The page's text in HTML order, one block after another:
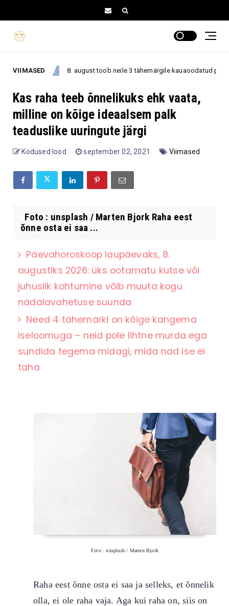
VIIMASED
august 8. august toob neile 3 tähemärgile kauaoodatud pöörde –
Kas raha teeb õnnelikuks ehk vaata,
milline on kõige ideaalsem palk
teaduslike uuringute järgi
Kodused lood september 02, 2021 Viimased
Foto : unsplash / Marten Bjork Raha eest
õnne osta ei saa ...
Päevahoroskoop laupäevaks, 8.
augustiks 2026: üks ootamatu kutse või
juhuslik kohtumine võib muuta kogu
nädalavahetuse suunda
Need 4 tähemärki on kõige kangema
iseloomuga – neid pole lihtne murda ega
sundida tegema midagi, mida nad ise ei
taha
Foto : unsplash / Marten Bjork
Raha eest õnne osta ei saa ja selleks, et õnnelik
olla, ei ole raha vaja. Aga kui raha on, siis on